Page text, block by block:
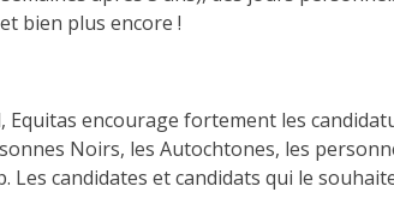
bien plus encore !
encourage fortement les
Noirs, les Autochtones, les
Les candidates et candidats qui le